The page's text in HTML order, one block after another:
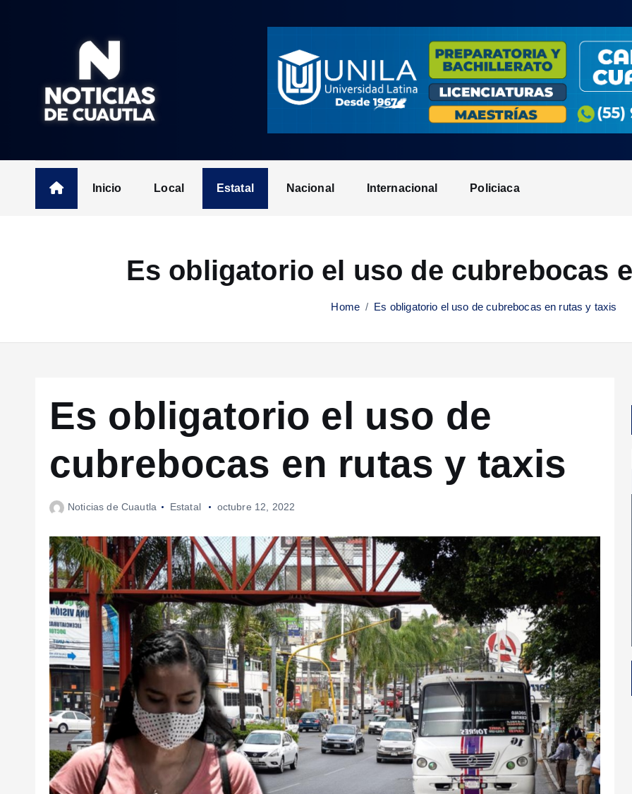
n
Inicio Local Estatal Nacional Internacional Policiaca
Es obligatorio el uso de cubrebocas
Home Es obligatorio el uso de cubrebocas en rutas y taxis
Es obligatorio el uso de
cubrebocas en rutas y taxis
Noticias de Cuautla Estatal octubre 12, 2022